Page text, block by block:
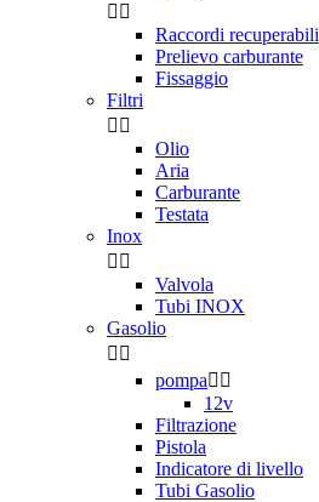
 
Raccordi recuperabili
Prelievo carburante
Fissaggio
Filtri
 
Olio
Aria
Carburante
Testata
Inox
 
Valvola
Tubi INOX
Gasolio
 
pompa 
12v
Filtrazione
Pistola
Indicatore di livello
Tubi Gasolio